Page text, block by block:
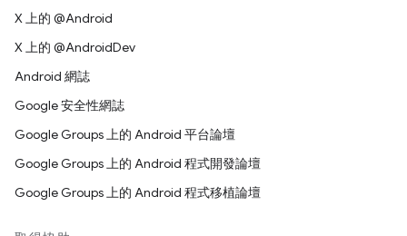
X 上的 @Android
X 上的 @AndroidDev
Android 網誌
Google 安全性網誌
Google Groups 上的 Android 平台論壇
Google Groups 上的 Android 程式開發論壇
Google Groups 上的 Android 程式移植論壇